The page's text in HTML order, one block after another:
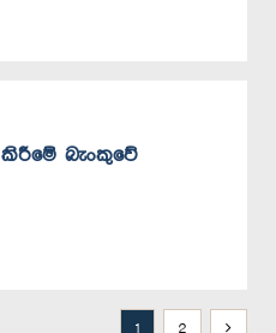
කිරීමේ බැංකුවේ
1 2